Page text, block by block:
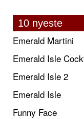
10 nyeste
Emerald Martini
Emerald Isle
Emerald Isle 2
Emerald Isle
Funny Face